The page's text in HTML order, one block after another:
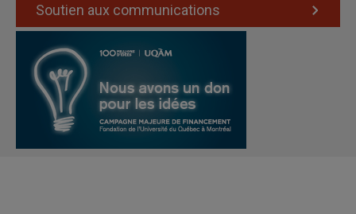
Soutien aux communications